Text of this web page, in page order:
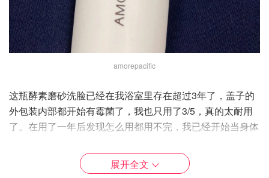
amorepacific
这瓶酵素磨砂洗脸已经在我浴室里存在超过3年了，盖子的
外包装内部都开始有霉菌了，我也只用了3/5，真的太耐用
了。在用了一年后发现怎么用都用不完，我已经开始当身体
绝不回购大包装。小包装可以接受，毕竟效果还是有的，而
展开全文